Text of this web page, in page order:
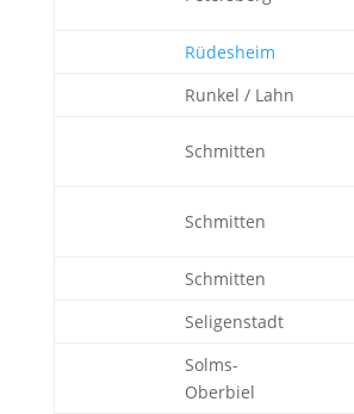
Rüdesheim
Runkel / Lahn
Schmitten
Schmitten
Schmitten
Seligenstadt
Solms-
Oberbiel